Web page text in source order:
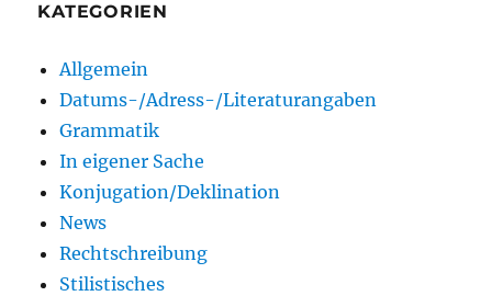
KATEGORIEN
Allgemein
Datums-/Adress-/Literaturangaben
Grammatik
In eigener Sache
Konjugation/Deklination
News
Rechtschreibung
Stilistisches